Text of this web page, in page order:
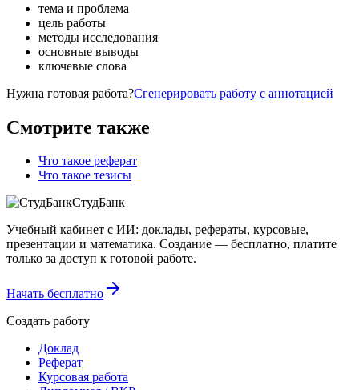
тема и проблема
цель работы
методы исследования
основные выводы
ключевые слова
Нужна готовая работа?Сгенерировать работу с аннотацией
Смотрите также
Что такое реферат
Что такое тезисы
СтудБанк
Учебный кабинет с ИИ: доклады, рефераты, курсовые,
презентации и математика. Создание — бесплатно, платите
только за доступ к готовой работе.
Начать бесплатно
Создать работу
Доклад
Реферат
Курсовая работа